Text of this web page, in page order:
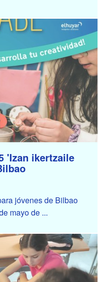
'Izan ikertzaile
jóvenes de Bilbao
mayo de ...